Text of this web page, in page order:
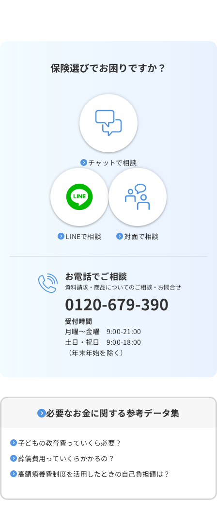
保険選びでお困りですか？
チャットで相談
LINEで相談 対面で相談
お電話でご相談
資料請求・商品についてのご相談・お問合せ
0120-679-390
受付時間
月曜〜金曜 9:00-21:00
土日・祝日 9:00-18:00
（年末年始を除く）
必要なお金に関する参考データ集
子どもの教育費っていくら必要？
葬儀費用っていくらかかるの？
高額療養費制度を活用したときの自己負担額は？